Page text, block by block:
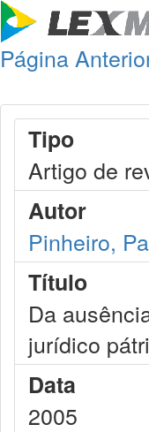
Página
Tipo
Artigo de
Autor
Pinheiro,
Título
Da
jurídico
Data
2005